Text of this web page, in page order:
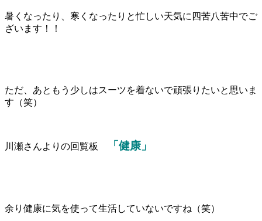
暑くなったり、寒くなったりと忙しい天気に四苦八苦中でご
ざいます！！
ただ、あともう少しはスーツを着ないで頑張りたいと思いま
す（笑）
川瀬さんよりの回覧板 「健康」
余り健康に気を使って生活していないですね（笑）